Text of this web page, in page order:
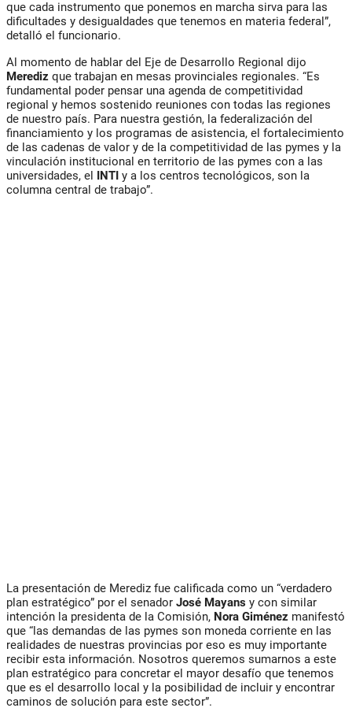
que cada instrumento que ponemos en marcha sirva para las
dificultades y desigualdades que tenemos en materia federal”,
detalló el funcionario.
Al momento de hablar del Eje de Desarrollo Regional dijo
Merediz que trabajan en mesas provinciales regionales. “Es
fundamental poder pensar una agenda de competitividad
regional y hemos sostenido reuniones con todas las regiones
de nuestro país. Para nuestra gestión, la federalización del
financiamiento y los programas de asistencia, el fortalecimiento
de las cadenas de valor y de la competitividad de las pymes y la
vinculación institucional en territorio de las pymes con a las
universidades, el INTI y a los centros tecnológicos, son la
columna central de trabajo”.
La presentación de Merediz fue calificada como un “verdadero
plan estratégico” por el senador José Mayans y con similar
intención la presidenta de la Comisión, Nora Giménez manifestó
que “las demandas de las pymes son moneda corriente en las
realidades de nuestras provincias por eso es muy importante
recibir esta información. Nosotros queremos sumarnos a este
plan estratégico para concretar el mayor desafío que tenemos
que es el desarrollo local y la posibilidad de incluir y encontrar
caminos de solución para este sector”.